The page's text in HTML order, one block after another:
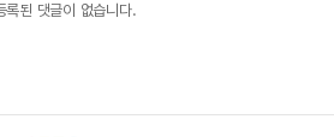
록된 댓글이 없습니다.